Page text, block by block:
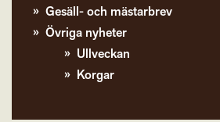
Gesäll- och mästarbrev
Övriga nyheter
Ullveckan
Korgar